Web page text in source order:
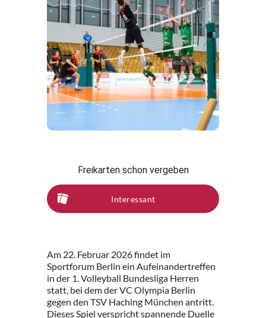
Freikarten schon vergeben
Interessant
Am 22. Februar 2026 findet im
Sportforum Berlin ein Aufeinandertreffen
in der 1. Volleyball Bundesliga Herren
statt, bei dem der VC Olympia Berlin
gegen den TSV Haching München antritt.
Dieses Spiel verspricht spannende Duelle